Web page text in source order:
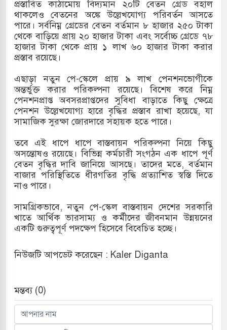
প্রস্তাবিত কাঠামোয় বিদ্যমান ২০টি বেতন গ্রেড বহাল
থাকলেও বেতনের অঙ্কে উল্লেখযোগ্য পরিবর্তন আসতে
পারে। সর্বনিম্ন গ্রেডের বেতন বর্তমান ৮ হাজার ২৫০ টাকা
থেকে বাড়িয়ে প্রায় ২০ হাজার টাকা এবং সর্বোচ্চ গ্রেডে ৭৮
হাজার টাকা থেকে প্রায় ১ লাখ ৬০ হাজার টাকা করার
প্রস্তাব রয়েছে।
এছাড়া নতুন পে-স্কেলে প্রায় ৯ লাখ পেনশনভোগীকে
অন্তর্ভুক্ত করার পরিকল্পনা রয়েছে। বিশেষ করে নিম্ন
পেনশনপ্রাপ্ত অবসরপ্রাপ্তদের সুবিধা বাড়াতে কিছু ক্ষেত্রে
পেনশন উল্লেখযোগ্য হারে বৃদ্ধির প্রস্তাব রাখা হয়েছে, যা
সামাজিক সুরক্ষা জোরদারে সহায়ক হতে পারে।
তবে এই ধাপে ধাপে বাস্তবায়ন পরিকল্পনা নিয়ে কিছু
অসন্তোষও রয়েছে। বিভিন্ন কর্মচারী সংগঠন এক ধাপে পূর্ণ
বেতন বৃদ্ধির দাবি জানিয়ে আসছে। তাদের মতে, বর্তমান
বাজার পরিস্থিতিতে ধীরগতির বৃদ্ধি প্রত্যাশিত স্বস্তি দিতে
নাও পারে।
সামগ্রিকভাবে, নতুন পে-স্কেল বাস্তবায়ন দেশের সরকারি
খাতে আর্থিক ভারসাম্য ও কর্মীদের জীবনমান উন্নয়নের
একটি গুরুত্বপূর্ণ পদক্ষেপ হিসেবে বিবেচিত হচ্ছে।
নিউজটি আপডেট করেছেন : Kaler Diganta
মন্তব্য (0)